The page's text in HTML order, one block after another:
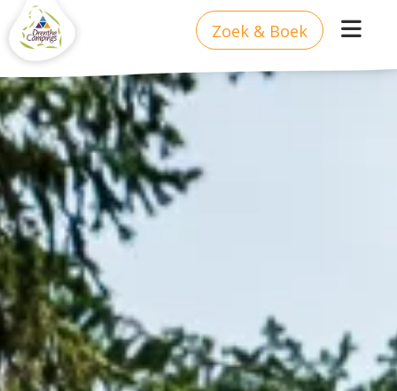
Zoek & Boek